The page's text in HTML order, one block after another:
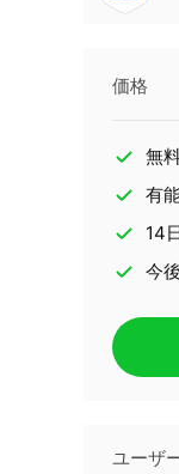
価格
無
有
14
今
ユーザ